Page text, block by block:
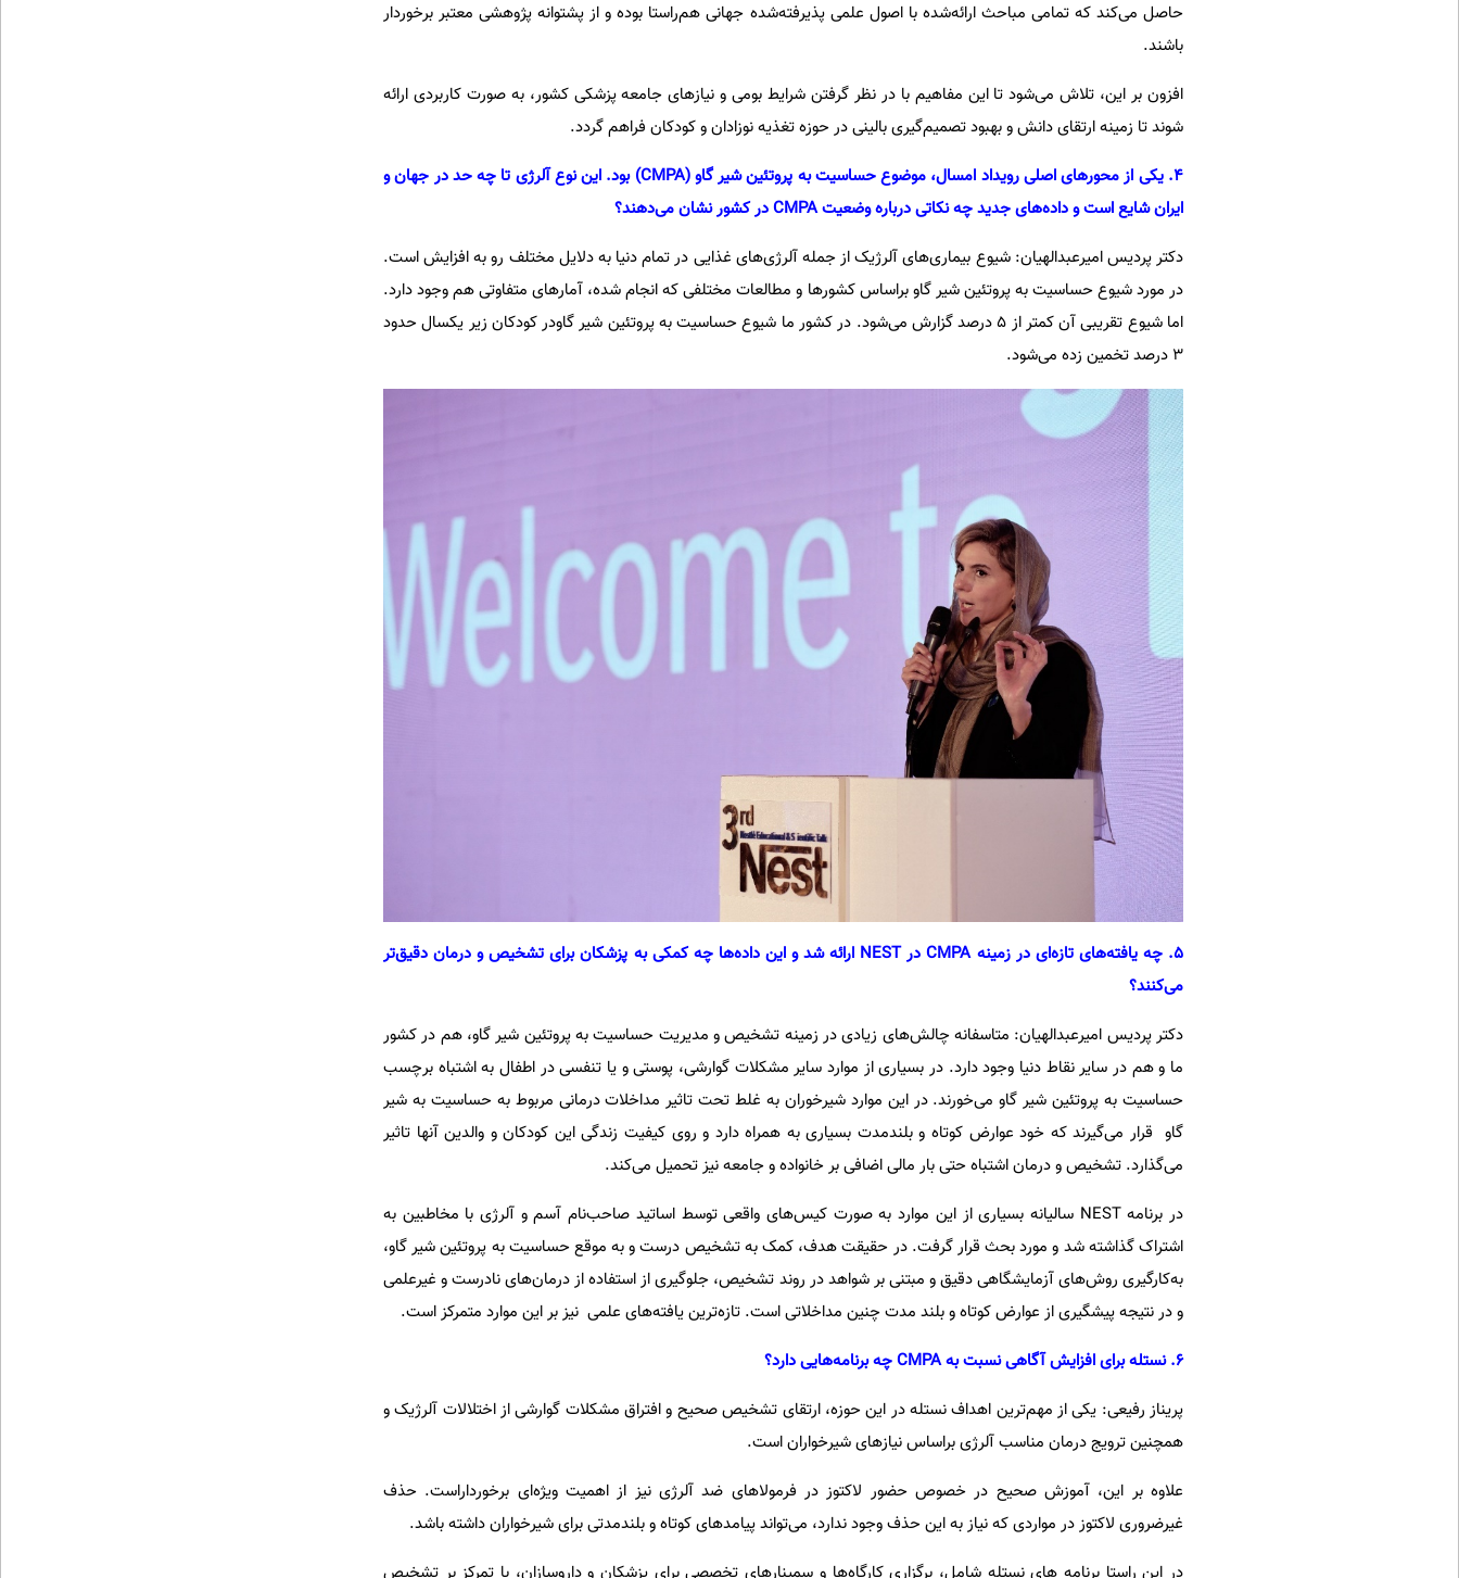
حاصل می‌کند که تمامی مباحث ارائه‌شده با اصول علمی پذیرفته‌شده جهانی هم‌راستا بوده و از پشتوانه پژوهشی معتبر برخوردار
باشند.
افزون بر این، تلاش می‌شود تا این مفاهیم با در نظر گرفتن شرایط بومی و نیازهای جامعه پزشکی کشور، به صورت کاربردی ارائه
شوند تا زمینه ارتقای دانش و بهبود تصمیم‌گیری بالینی در حوزه تغذیه نوزادان و کودکان فراهم گردد.
4. یکی از محورهای اصلی رویداد امسال، موضوع حساسیت به پروتئین شیر گاو (CMPA) بود. این نوع آلرژی تا چه حد در جهان و
ایران شایع است و داده‌های جدید چه نکاتی درباره وضعیت CMPA در کشور نشان می‌دهند؟
دکتر پردیس امیرعبدالهیان: شیوع بیماری‌های آلرژیک از جمله آلرژی‌های غذایی در تمام دنیا به دلایل مختلف رو به افزایش است.
در مورد شیوع حساسیت به پروتئین شیر گاو براساس کشورها و مطالعات مختلفی که انجام شده، آمارهای متفاوتی هم وجود دارد.
اما شیوع تقریبی آن کمتر از 5 درصد گزارش می‌شود. در کشور ما شیوع حساسیت به پروتئین شیر گاودر کودکان زیر یکسال حدود
3 درصد تخمین زده می‌شود.
5. چه یافته‌های تازه‌ای در زمینه CMPA در NEST ارائه شد و این داده‌ها چه کمکی به پزشکان برای تشخیص و درمان دقیق‌تر
می‌کنند؟
دکتر پردیس امیرعبدالهیان: متاسفانه چالش‌های زیادی در زمینه تشخیص و مدیریت حساسیت به پروتئین شیر گاو، هم در کشور
ما و هم در سایر نقاط دنیا وجود دارد. در بسیاری از موارد سایر مشکلات گوارشی، پوستی و یا تنفسی در اطفال به اشتباه برچسب
حساسیت به پروتئین شیر گاو می‌خورند. در این موارد شیرخوران به غلط تحت تاثیر مداخلات درمانی مربوط به حساسیت به شیر
گاو قرار می‌گیرند که خود عوارض کوتاه و بلند‌مدت بسیاری به همراه دارد و روی کیفیت زندگی این کودکان و والدین آنها تاثیر
می‌گذارد. تشخیص و درمان اشتباه حتی بار مالی اضافی بر خانواده و جامعه نیز تحمیل می‌کند.
در برنامه NEST سالیانه بسیاری از این موارد به صورت کیس‌های واقعی توسط اساتید صاحب‌نام آسم و آلرژی با مخاطبین به
اشتراک گذاشته شد و مورد بحث قرار گرفت. در حقیقت هدف، کمک به تشخیص درست و به موقع حساسیت به پروتئین شیر گاو،
به‌کارگیری روش‌های آزمایشگاهی دقیق و مبتنی بر شواهد در روند تشخیص، جلوگیری از استفاده از درمان‌های نادرست و غیرعلمی
و در نتیجه پیشگیری از عوارض کوتاه و بلند مدت چنین مداخلاتی است. تازه‌ترین یافته‌های علمی نیز بر این موارد متمرکز است.
6. نستله برای افزایش آگاهی نسبت به CMPA چه برنامه‌هایی دارد؟
پریناز رفیعی: یکی از مهم‌ترین اهداف نستله در این حوزه، ارتقای تشخیص صحیح و افتراق مشکلات گوارشی از اختلالات آلرژیک و
همچنین ترویج درمان مناسب آلرژی براساس نیازهای شیرخواران است.
علاوه بر این، آموزش صحیح در خصوص حضور لاکتوز در فرمولاهای ضد آلرژی نیز از اهمیت ویژه‌ای برخورداراست. حذف
غیرضروری لاکتوز در مواردی که نیاز به این حذف وجود ندارد، می‌تواند پیامدهای کوتاه و بلندمدتی برای شیرخواران داشته باشد.